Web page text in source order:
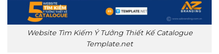
Website Tìm Kiếm Ý Tưởng Thiết Kế Catalogue
Template.net